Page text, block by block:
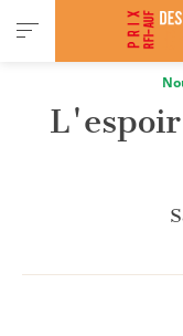
Panneau de gestion
L'espoir